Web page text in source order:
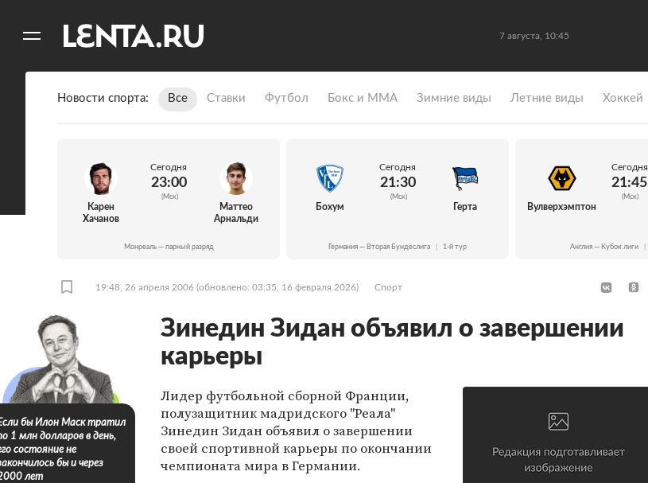
7 августа, 10:45
Новости спорта Все Ставки Футбол Бокс и ММА Зимние виды Летние виды Хоккей
Карен
Хачанов
Сегодня
23:00
(Мск)
Маттео
Арнальди
Монреаль — парный разряд
Бохум
Сегодня
21:30
(Мск)
Герта
Германия — Вторая Бундеслига 1-й тур
Вулверхэмптон
Сегодня
21:45
(Мск)
Англия — Кубок лиги
19:48, 26 апреля 2006 (обновлено: 03:35, 16 февраля 2026) Спорт
Зинедин Зидан объявил о завершении
карьеры
Лидер футбольной сборной Франции,
полузащитник мадридского "Реала"
Зинедин Зидан объявил о завершении
своей спортивной карьеры по окончании
чемпионата мира в Германии.
бы Илон Маск тратил
1 млн долларов в день,
состояние не
бы и через
лет